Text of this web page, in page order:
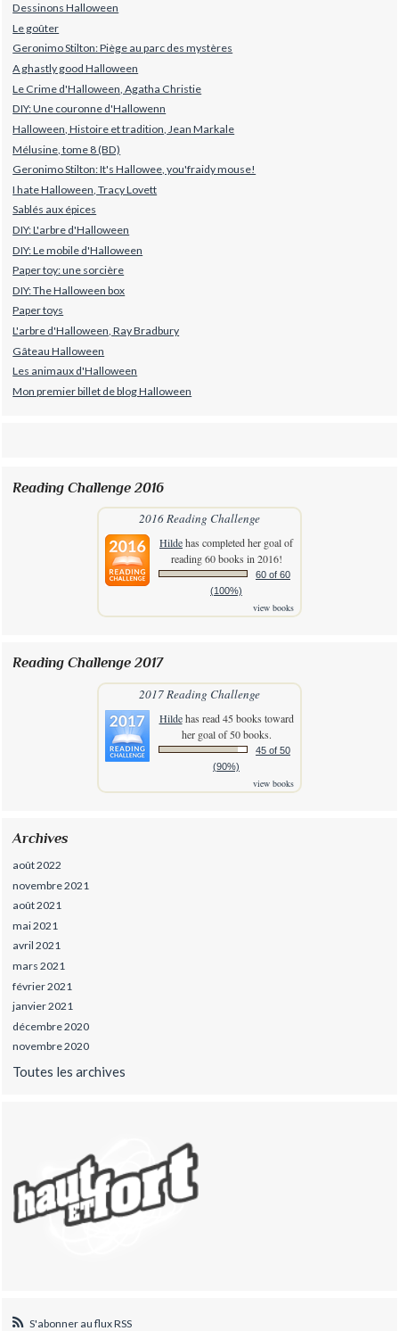
Dessinons Halloween
Le goûter
Geronimo Stilton: Piège au parc des mystères
A ghastly good Halloween
Le Crime d'Halloween, Agatha Christie
DIY: Une couronne d'Hallowenn
Halloween, Histoire et tradition, Jean Markale
Mélusine, tome 8 (BD)
Geronimo Stilton: It's Hallowee, you'fraidy mouse!
I hate Halloween, Tracy Lovett
Sablés aux épices
DIY: L'arbre d'Halloween
DIY: Le mobile d'Halloween
Paper toy: une sorcière
DIY: The Halloween box
Paper toys
L'arbre d'Halloween, Ray Bradbury
Gâteau Halloween
Les animaux d'Halloween
Mon premier billet de blog Halloween
Reading Challenge 2016
2016 Reading Challenge
Hildehas completed her goal of
reading 60 books in 2016!
60 of 60
(100%)
view books
Reading Challenge 2017
2017 Reading Challenge
Hildehas read 45 books toward
her goal of 50 books.
45 of 50
(90%)
view books
Archives
août 2022
novembre 2021
août 2021
mai 2021
avril 2021
mars 2021
février 2021
janvier 2021
décembre 2020
novembre 2020
Toutes les archives
S'abonner au flux RSS